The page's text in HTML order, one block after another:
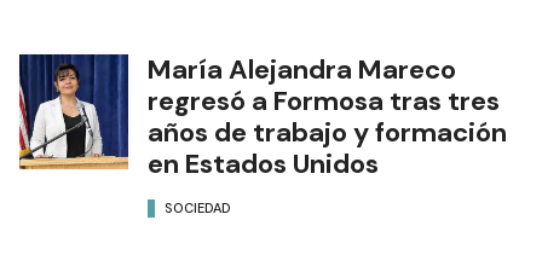
María Alejandra Mareco
regresó a Formosa tras tres
años de trabajo y formación
en Estados Unidos
SOCIEDAD